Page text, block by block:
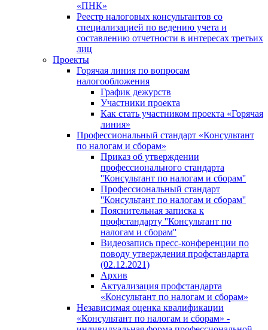
«ПНК»
Реестр налоговых консультантов со
специализацией по ведению учета и
составлению отчетности в интересах третьих
лиц
Проекты
Горячая линия по вопросам
налогообложения
График дежурств
Участники проекта
Как стать участником проекта «Горячая
линия»
Профессиональный стандарт «Консультант
по налогам и сборам»
Приказ об утверждении
профессионального стандарта
''Консультант по налогам и сборам''
Профессиональный стандарт
''Консультант по налогам и сборам''
Пояснительная записка к
профстандарту ''Консультант по
налогам и сборам''
Видеозапись пресс-конференции по
поводу утверждения профстандарта
(02.12.2021)
Архив
Актуализация профстандарта
«Консультант по налогам и сборам»
Независимая оценка квалификации
«Консультант по налогам и сборам» -